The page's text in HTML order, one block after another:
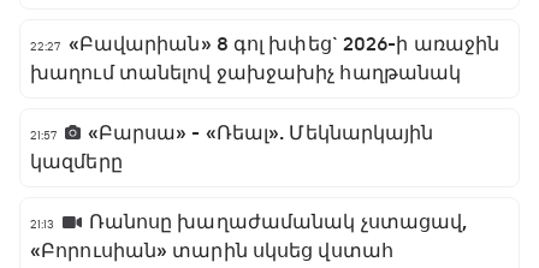
22:27 «Բավարիան» 8 գոլ խփեց` 2026-ի առաջին
խաղում տանելով ջախջախիչ հաղթանակ
21:57
«Բարսա» - «Ռեալ». Մեկնարկային
կազմերը
21:13
Ռանոսը խաղաժամանակ չստացավ,
«Բորուսիան» տարին սկսեց վստահ